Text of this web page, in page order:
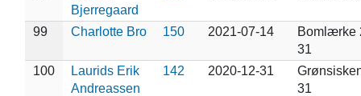
Bjerregaard
99 Charlotte Bro 150 2021-07-14
Bomlærke
31
100
Laurids Erik
Andreassen
142 2020-12-31
31